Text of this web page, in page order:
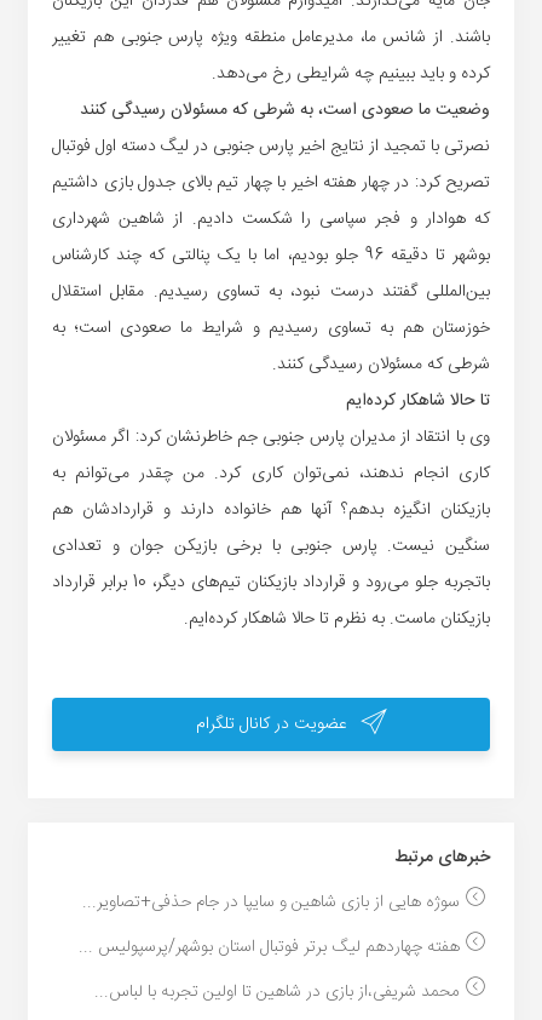
باشند. از شانس ما، مدیرعامل منطقه ویژه پارس جنوبی هم تغییر
کرده و باید ببینیم چه شرایطی رخ می‌دهد.
وضعیت ما صعودی است، به شرطی که مسئولان رسیدگی کنند
نصرتی با تمجید از نتایج اخیر پارس جنوبی در لیگ دسته اول فوتبال
تصریح کرد: در چهار هفته اخیر با چهار تیم بالای جدول بازی داشتیم
که هوادار و فجر سپاسی را شکست دادیم. از شاهین شهرداری
بوشهر تا دقیقه 96 جلو بودیم، اما با یک پنالتی که چند کارشناس
بین‌المللی گفتند درست نبود، به تساوی رسیدیم. مقابل استقلال
خوزستان هم به تساوی رسیدیم و شرایط ما صعودی است؛ به
شرطی که مسئولان رسیدگی کنند.
تا حالا شاهکار کرده‌ایم
وی با انتقاد از مدیران پارس جنوبی جم خاطرنشان کرد: اگر مسئولان
کاری انجام ندهند، نمی‌توان کاری کرد. من چقدر می‌توانم به
بازیکنان انگیزه بدهم؟ آنها هم خانواده دارند و قراردادشان هم
سنگین نیست. پارس جنوبی با برخی بازیکن جوان و تعدادی
باتجربه جلو می‌رود و قرارداد بازیکنان تیم‌های دیگر، 10 برابر قرارداد
بازیکنان ماست. به نظرم تا حالا شاهکار کرده‌ایم.
عضویت در کانال تلگرام
خبر‌های مرتبط
سوژه هایی از بازی شاهین و سایپا در جام حذفی+تصاویر...
هفته چهاردهم لیگ برتر فوتبال استان بوشهر/پرسپولیس ...
محمد شریفی،از بازی در شاهین تا اولین تجربه با لباس...